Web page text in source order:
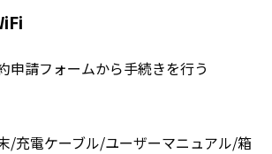
請フォームから手続きを行う
電ケーブル/ユーザーマニュアル/箱